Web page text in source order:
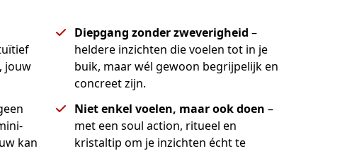
jouw
Diepgang zonder zweverigheid –
heldere inzichten die voelen tot in je
buik, maar wél gewoon begrijpelijk en
concreet zijn.
kan
Niet enkel voelen, maar ook doen –
met een soul action, ritueel en
kristaltip om je inzichten écht te